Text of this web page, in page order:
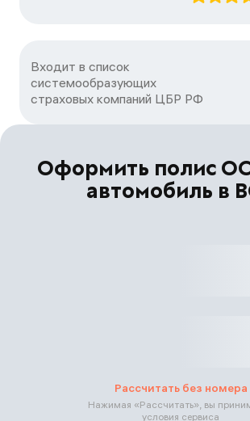
Входит в список
системообразующих
страховых компаний ЦБP РФ
Оформить полис
автомобиль в
Рассчитать без номера
Нажимая «Рассчитать», вы
условия сервиса